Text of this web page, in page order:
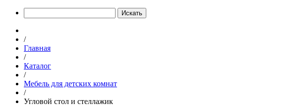
Искать
/
Главная
/
Каталог
/
Мебель для детских комнат
/
Угловой стол и стеллажик